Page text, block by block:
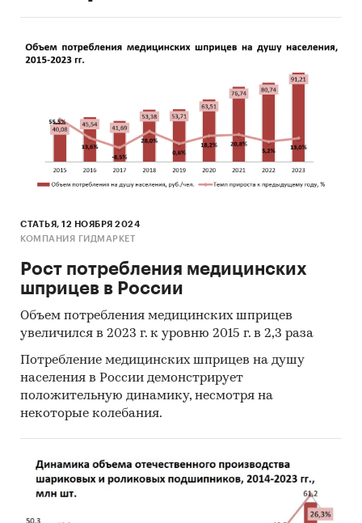
СТАТЬЯ, 12 НОЯБРЯ 2024
КОМПАНИЯ ГИДМАРКЕТ
Рост потребления медицинских
шприцев в России
Объем потребления медицинских шприцев
увеличился в 2023 г. к уровню 2015 г. в 2,3 раза
Потребление медицинских шприцев на душу
населения в России демонстрирует
положительную динамику, несмотря на
некоторые колебания.